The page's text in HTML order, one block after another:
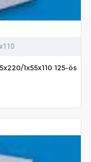
1x55x110 125-ös